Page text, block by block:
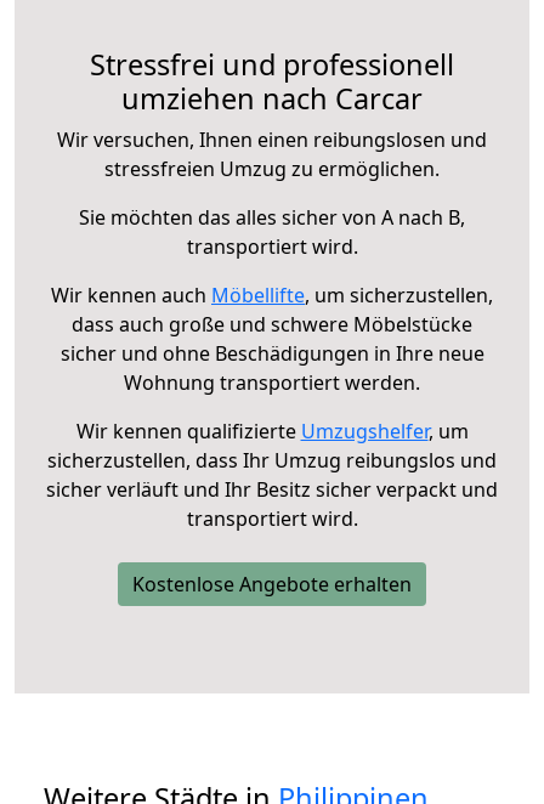
Stressfrei und professionell
umziehen nach Carcar
Wir versuchen, Ihnen einen reibungslosen und
stressfreien Umzug zu ermöglichen.
Sie möchten das alles sicher von A nach B,
transportiert wird.
Wir kennen auch Möbellifte, um sicherzustellen,
dass auch große und schwere Möbelstücke
sicher und ohne Beschädigungen in Ihre neue
Wohnung transportiert werden.
Wir kennen qualifizierte Umzugshelfer, um
sicherzustellen, dass Ihr Umzug reibungslos und
sicher verläuft und Ihr Besitz sicher verpackt und
transportiert wird.
Kostenlose Angebote erhalten